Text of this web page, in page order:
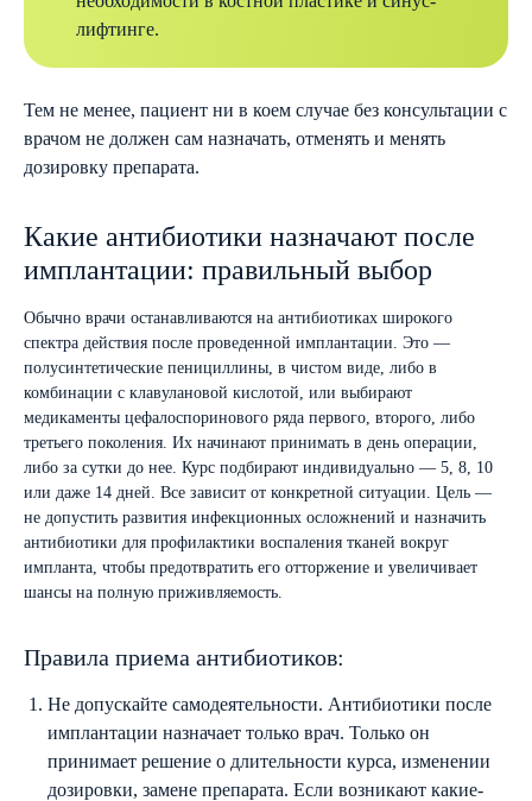
лифтинге.
Тем не менее, пациент ни в коем случае без консультации с
врачом не должен сам назначать, отменять и менять
дозировку препарата.
Какие антибиотики назначают после
имплантации: правильный выбор
Обычно врачи останавливаются на антибиотиках широкого
спектра действия после проведенной имплантации. Это —
полусинтетические пенициллины, в чистом виде, либо в
комбинации с клавулановой кислотой, или выбирают
медикаменты цефалоспоринового ряда первого, второго, либо
третьего поколения. Их начинают принимать в день операции,
либо за сутки до нее. Курс подбирают индивидуально — 5, 8, 10
или даже 14 дней. Все зависит от конкретной ситуации. Цель —
не допустить развития инфекционных осложнений и назначить
антибиотики для профилактики воспаления тканей вокруг
импланта, чтобы предотвратить его отторжение и увеличивает
шансы на полную приживляемость.
Правила приема антибиотиков:
Не допускайте самодеятельности. Антибиотики после
имплантации назначает только врач. Только он
принимает решение о длительности курса, изменении
дозировки, замене препарата. Если возникают какие-